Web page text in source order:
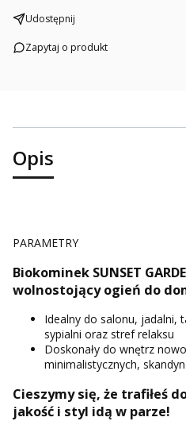
Udostępnij
Zapytaj o produkt
Opis
PARAMETRY
Biokominek SUNSET
wolnostojący ogień do
Idealny do salonu, jadalni,
sypialni oraz stref relaksu
Doskonały do wnętrz
minimalistycznych,
Cieszymy się, że trafiłeś
jakość i styl idą w parze!